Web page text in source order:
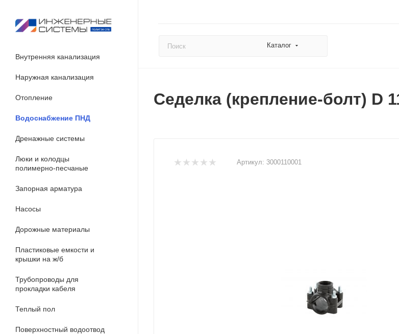
Каталог
Внутренняя канализация
Наружная канализация
Отопление
Водоснабжение ПНД
Дренажные системы
Люки и колодцы
полимерно-песчаные
Запорная арматура
Насосы
Дорожные материалы
Пластиковые емкости и
крышки на ж/б
Трубопроводы для
прокладки кабеля
Теплый пол
Поверхностный водоотвод
Седелка (крепление-болт) D
Артикул: 3000110001